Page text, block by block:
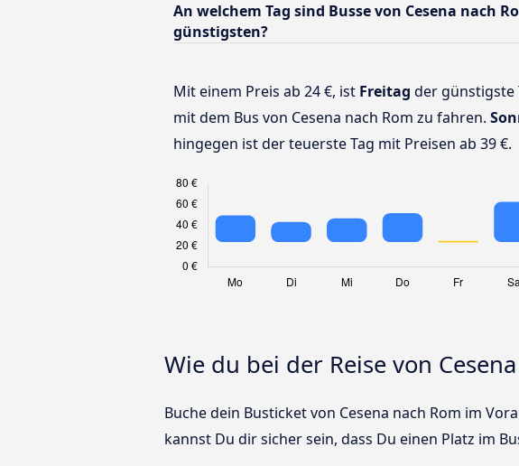
An welchem Tag sind Busse von Cesena nach
günstigsten?
Mit einem Preis ab 24 €, ist Freitag der günstigste
mit dem Bus von Cesena nach Rom zu fahren.
hingegen ist der teuerste Tag mit Preisen ab 39 €.
Wie du bei der Reise von
Buche dein Busticket von Cesena nach Rom im
kannst Du dir sicher sein, dass Du einen Platz im